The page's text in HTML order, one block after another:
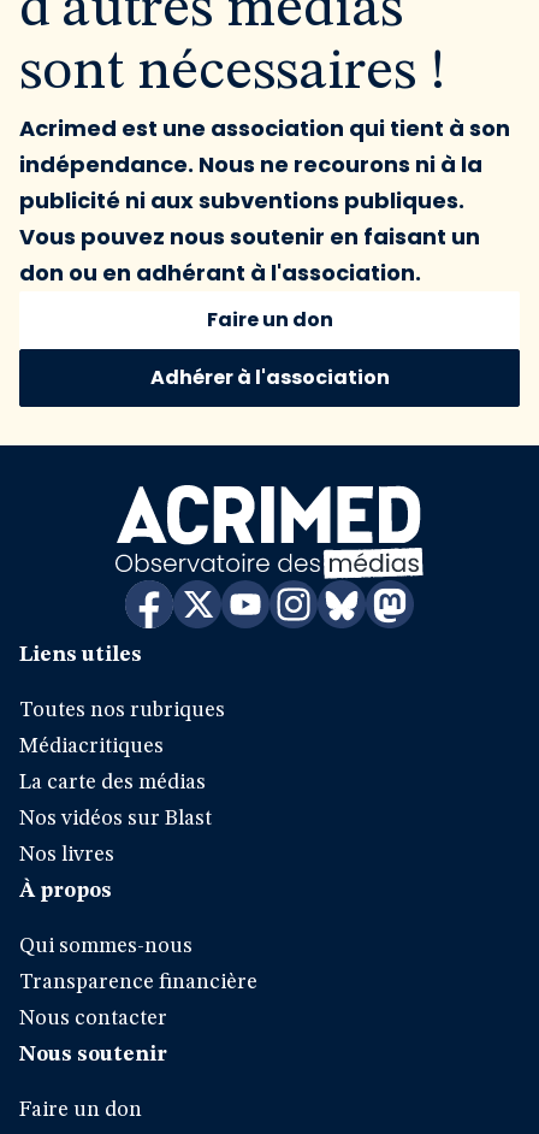
sont nécessaires !
Acrimed est une association qui tient à son
indépendance. Nous ne recourons ni à la
publicité ni aux subventions publiques.
Vous pouvez nous soutenir en faisant un
don ou en adhérant à l'association.
Faire un don
Adhérer à l'association
Liens utiles
Toutes nos rubriques
Médiacritiques
La carte des médias
Nos vidéos sur Blast
Nos livres
À propos
Qui sommes-nous
Transparence financière
Nous contacter
Nous soutenir
Faire un don